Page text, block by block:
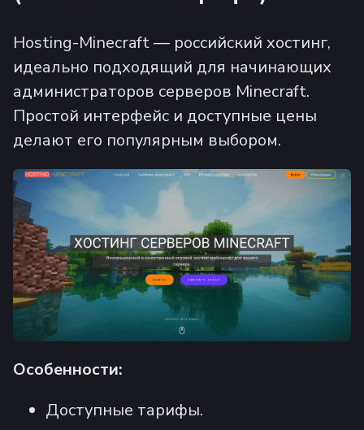
Hosting-Minecraft — российский хостинг,
идеально подходящий для начинающих
администраторов серверов Minecraft.
Простой интерфейс и доступные цены
делают его популярным выбором.
Особенности:
Доступные тарифы.